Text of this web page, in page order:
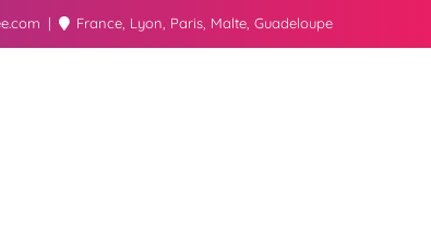
France, Lyon, Paris, Malte, Guadeloupe